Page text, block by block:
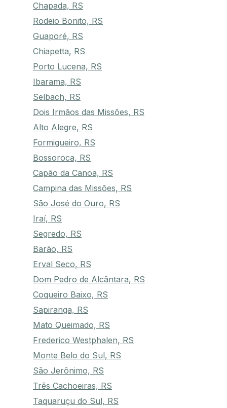
Chapada, RS
Rodeio Bonito, RS
Guaporé, RS
Chiapetta, RS
Porto Lucena, RS
Ibarama, RS
Selbach, RS
Dois Irmãos das Missões, RS
Alto Alegre, RS
Formigueiro, RS
Bossoroca, RS
Capão da Canoa, RS
Campina das Missões, RS
São José do Ouro, RS
Iraí, RS
Segredo, RS
Barão, RS
Erval Seco, RS
Dom Pedro de Alcântara, RS
Coqueiro Baixo, RS
Sapiranga, RS
Mato Queimado, RS
Frederico Westphalen, RS
Monte Belo do Sul, RS
São Jerônimo, RS
Três Cachoeiras, RS
Taquaruçu do Sul, RS